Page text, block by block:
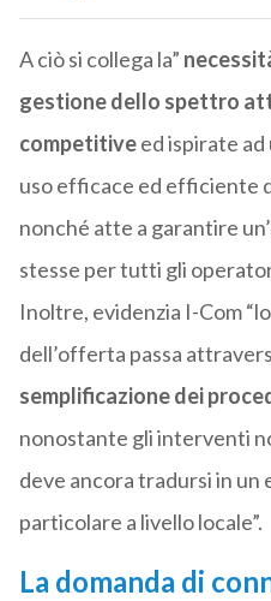
A ciò si collega la”
gestione dello spettro
competitiveed ispirate ad
uso efficace ed efficiente
nonché atte a garantire
stesse per tutti gli
Inoltre, evidenzia I-Com
dell’offerta passa
semplificazione dei
nonostante gli interventi
deve ancora tradursi in
particolare a livello locale”.
La domanda di